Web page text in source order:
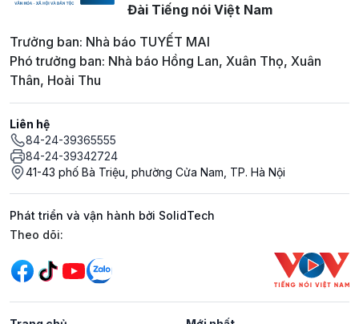
Đài Tiếng nói Việt Nam
Trưởng ban: Nhà báo TUYẾT MAI
Phó trưởng ban: Nhà báo Hồng Lan, Xuân Thọ, Xuân
Thân, Hoài Thu
Liên hệ
84-24-39365555
84-24-39342724
41-43 phố Bà Triệu, phường Cửa Nam, TP. Hà Nội
Phát triển và vận hành bởi SolidTech
Mạng xã hội
Theo dõi: